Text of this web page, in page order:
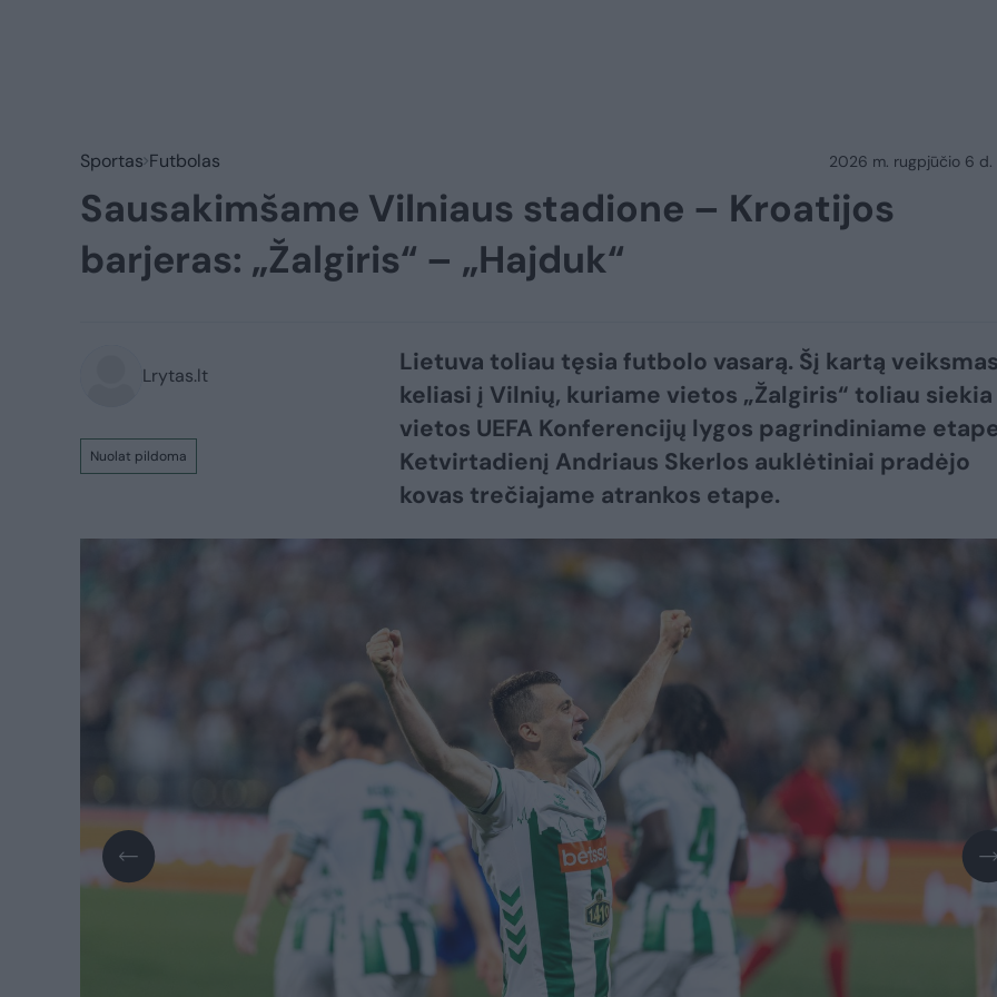
Sportas Futbolas 2026 m. rugpjūčio 6 d.
Sausakimšame Vilniaus stadione – Kroatijos
barjeras: „Žalgiris“ – „Hajduk“
Lrytas.lt
Nuolat pildoma
Lietuva toliau tęsia futbolo vasarą. Šį kartą
keliasi į Vilnių, kuriame vietos „Žalgiris“ toliau siekia
vietos UEFA Konferencijų lygos pagrindiniame
Ketvirtadienį Andriaus Skerlos auklėtiniai pradėjo
kovas trečiajame atrankos etape.